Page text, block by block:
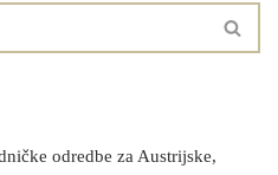
odredbe za Austrijske,